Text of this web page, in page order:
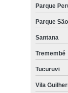
Parque
Parque
Santana
Tremembé
Tucuruvi
Vila